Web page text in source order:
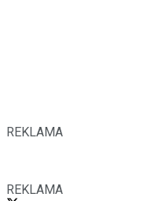
REKLAMA
REKLAMA